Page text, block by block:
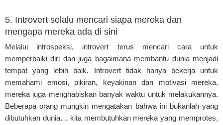
5. Introvert selalu mencari siapa mereka dan
mengapa mereka ada di sini
Melalui introspeksi, introvert terus mencari cara untuk
memperbaiki diri dan juga bagaimana membantu dunia menjadi
tempat yang lebih baik. Introvert tidak hanya bekerja untuk
memahami emosi, pikiran, keyakinan dan motivasi mereka,
mereka juga menghabiskan banyak waktu untuk melakukannya.
Beberapa orang mungkin mengatakan bahwa ini bukanlah yang
dibutuhkan dunia… kita membutuhkan mereka yang memprotes,